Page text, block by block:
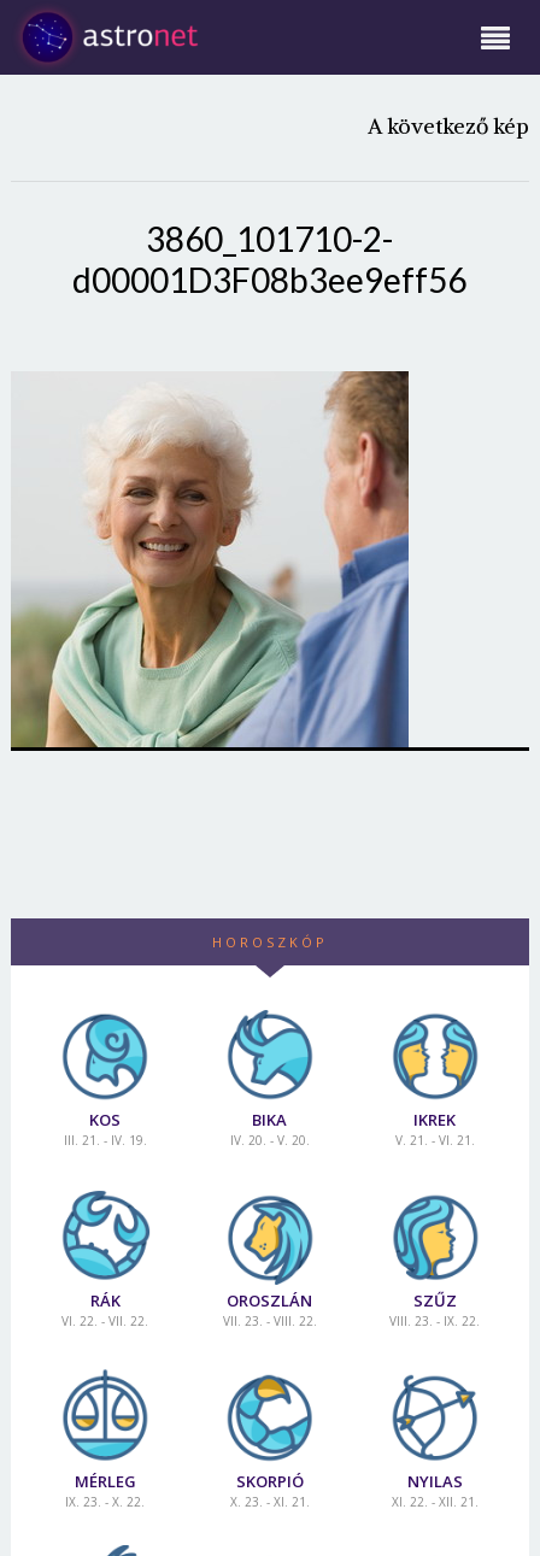
A következő kép
3860_101710-2-
d00001D3F08b3ee9eff56
HOROSZKÓP
KOS
III. 21. - IV. 19.
BIKA
IV. 20. - V. 20.
IKREK
V. 21. - VI. 21.
RÁK
VI. 22. - VII. 22.
OROSZLÁN
VII. 23. - VIII. 22.
SZŰZ
VIII. 23. - IX. 22.
MÉRLEG
IX. 23. - X. 22.
SKORPIÓ
X. 23. - XI. 21.
NYILAS
XI. 22. - XII. 21.